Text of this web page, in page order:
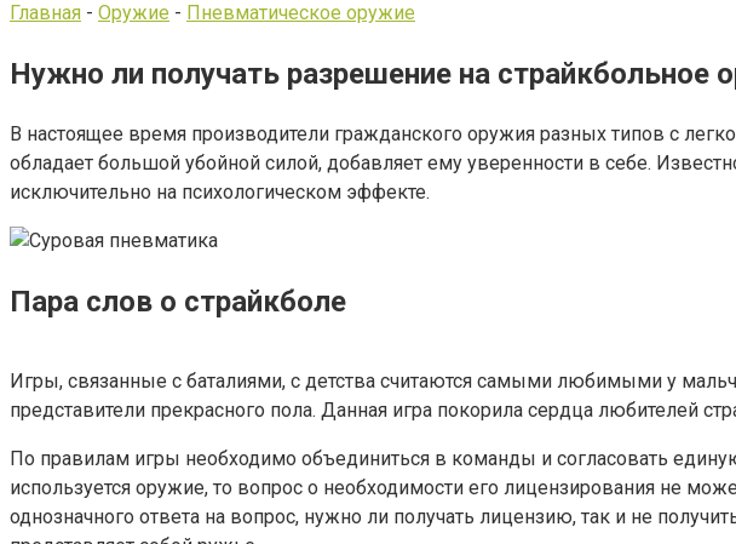
Главная - Оружие - Пневматическое оружие
Нужно ли получать разрешение на страйкбольное
В настоящее время производители гражданского оружия разных типов с
обладает большой убойной силой, добавляет ему уверенности в себе.
исключительно на психологическом эффекте.
Пара слов о страйкболе
Игры, связанные с баталиями, с детства считаются самыми любимыми у
представители прекрасного пола. Данная игра покорила сердца любителей
По правилам игры необходимо объединиться в команды и согласовать
используется оружие, то вопрос о необходимости его лицензирования не
однозначного ответа на вопрос, нужно ли получать лицензию, так и не